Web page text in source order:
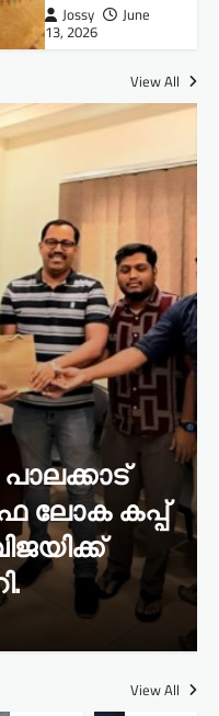
Jossy
June
13, 2026
View All
ലോക കപ്പ്
View All